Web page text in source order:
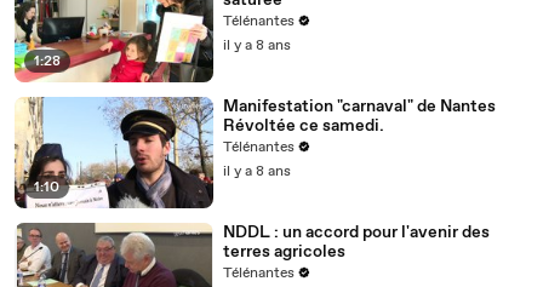
1:28
Télénantes
il y a 8 ans
1:10
Manifestation "carnaval" de Nantes
Révoltée ce samedi.
Télénantes
il y a 8 ans
NDDL : un accord pour l'avenir des
terres agricoles
Télénantes